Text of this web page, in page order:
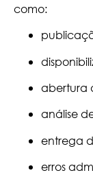
como:
abertura
análise
entrega
erros